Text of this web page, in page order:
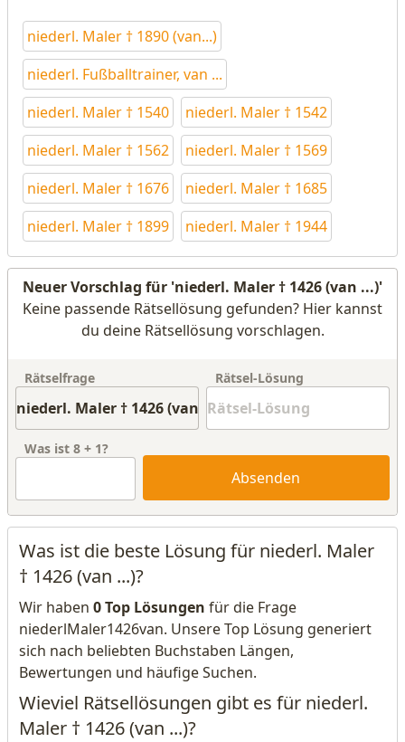
niederl. Maler † 1890 (van...)
niederl. Fußballtrainer, van ...
niederl. Maler † 1540
niederl. Maler † 1542
niederl. Maler † 1562
niederl. Maler † 1569
niederl. Maler † 1676
niederl. Maler † 1685
niederl. Maler † 1899
niederl. Maler † 1944
Neuer Vorschlag für 'niederl. Maler † 1426 (van ...)'
Keine passende Rätsellösung gefunden? Hier kannst
du deine Rätsellösung vorschlagen.
Rätselfrage Rätsel-Lösung
Was ist 8 + 1?
Absenden
Was ist die beste Lösung für niederl. Maler
† 1426 (van ...)?
Wir haben 0 Top Lösungen für die Frage
niederlMaler1426van. Unsere Top Lösung generiert
sich nach beliebten Buchstaben Längen,
Bewertungen und häufige Suchen.
Wieviel Rätsellösungen gibt es für niederl.
Maler † 1426 (van ...)?